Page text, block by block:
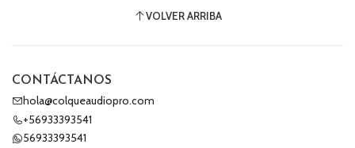
VOLVER ARRIBA
CONTÁCTANOS
hola@colqueaudiopro.com
+56933393541
56933393541